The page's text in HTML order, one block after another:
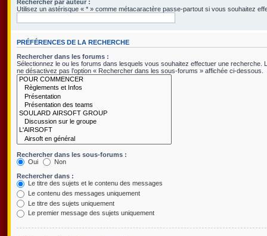
Rechercher par auteur :
Utilisez un astérisque « * » comme métacaractère passe-partout si vous souhaitez
PRÉFÉRENCES DE LA RECHERCHE
Rechercher dans les forums :
Sélectionnez le ou les forums dans lesquels vous souhaitez effectuer une
ne désactivez pas l’option « Rechercher dans les sous-forums » affichée ci-dessous.
Rechercher dans les sous-forums :
Oui
Non
Rechercher dans :
Le titre des sujets et le contenu des messages
Le contenu des messages uniquement
Le titre des sujets uniquement
Le premier message des sujets uniquement